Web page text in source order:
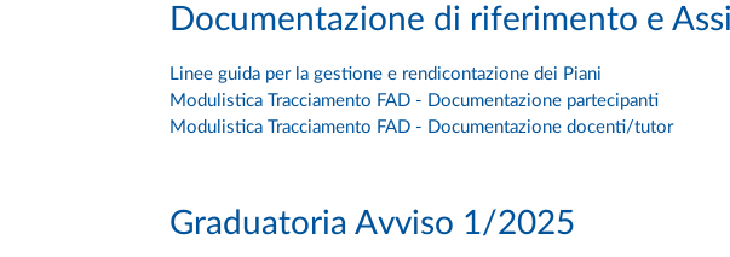
Documentazione di riferimento e
Linee guida per la gestione e rendicontazione dei Piani
Modulistica Tracciamento FAD - Documentazione partecipanti
Modulistica Tracciamento FAD - Documentazione docenti/tutor
Graduatoria Avviso 1/2025